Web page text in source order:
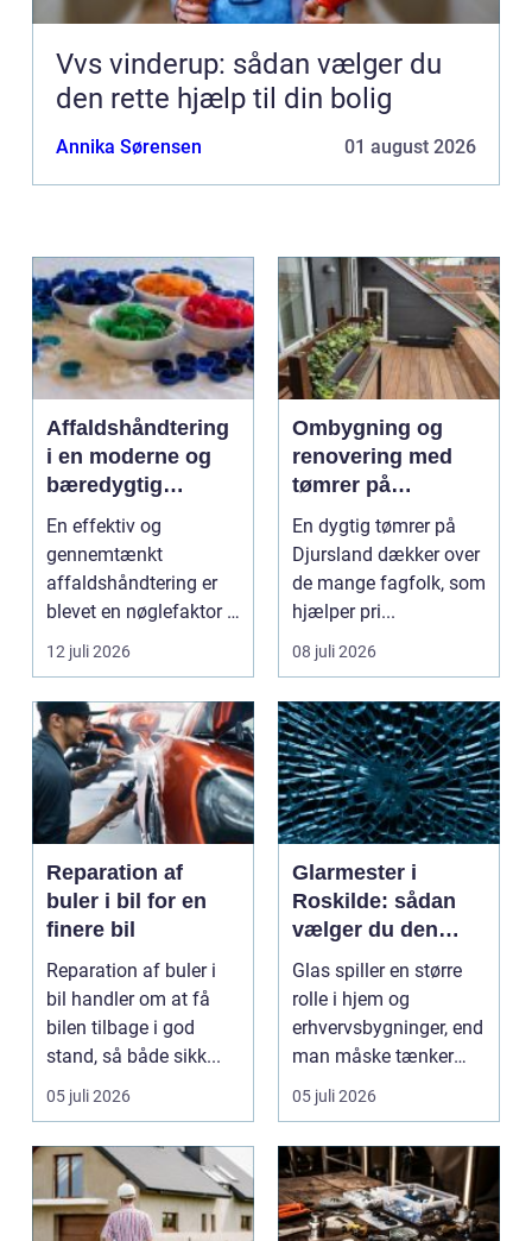
Vvs vinderup: sådan vælger du
den rette hjælp til din bolig
Annika Sørensen 01 august 2026
Affaldshåndtering
i en moderne og
bæredygtig
hverdag
En effektiv og
gennemtænkt
affaldshåndtering er
blevet en nøglefaktor i
den grønne omstilling.
Vi st...
12 juli 2026
Ombygning og
renovering med
tømrer på
Djursland
En dygtig tømrer på
Djursland dækker over
de mange fagfolk, som
hjælper pri...
08 juli 2026
Reparation af
buler i bil for en
finere bil
Reparation af buler i
bil handler om at få
bilen tilbage i god
stand, så både sikk...
05 juli 2026
Glarmester i
Roskilde: sådan
vælger du den
rette fagmand til
dine glasopgaver
Glas spiller en større
rolle i hjem og
erhvervsbygninger, end
man måske tænker
ov...
05 juli 2026